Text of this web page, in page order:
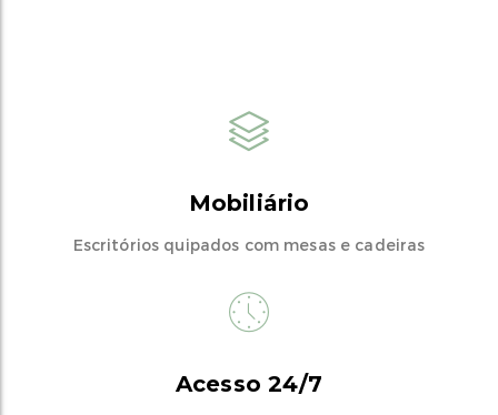
Mobiliário
Escritórios quipados com mesas e cadeiras
Acesso 24/7